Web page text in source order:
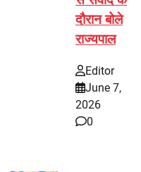
दौरान बोले
राज्यपाल
Editor
June 7,
2026
0